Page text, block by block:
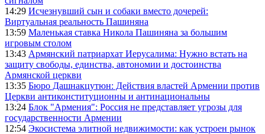
14:29 Исчезнувший сын и собаки вместо дочерей:
Виртуальная реальность Пашиняна
13:59 Маленькая ставка Никола Пашиняна за большим
игровым столом
13:43 Армянский патриархат Иерусалима: Нужно встать на
защиту свободы, единства, автономии и достоинства
Армянской церкви
13:35 Бюро Дашнакцутюн: Действия властей Армении против
Церкви антиконституционны и антинациональны
13:24 Блок "Армения": Россия не представляет угрозы для
государственности Армении
12:54 Экосистема элитной недвижимости: как устроен рынок